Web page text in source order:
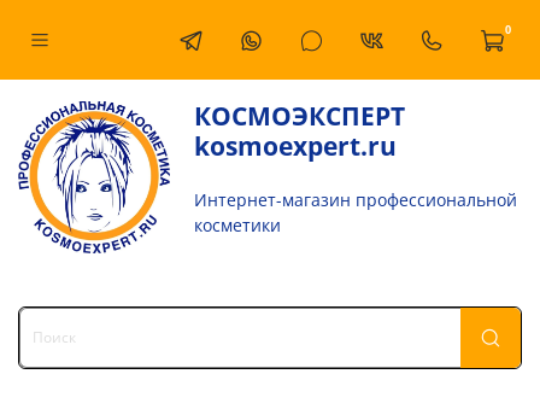
0
КОСМОЭКСПЕРТ
kosmoexpert.ru
Интернет-магазин профессиональной
косметики